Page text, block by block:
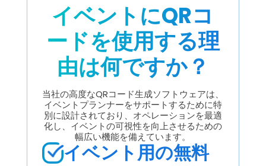
イベントにQRコ
ードを使用する理
由は何ですか？
当社の高度なQRコード生成ソフトウェアは、
イベントプランナーをサポートするために特
別に設計されており、オペレーションを最適
化し、イベントの可視性を向上させるための
幅広い機能を備えています。
イベント用の無料